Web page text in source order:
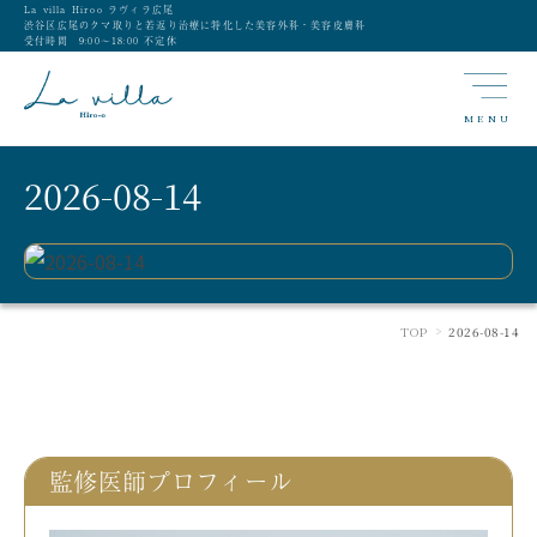
La villa Hiroo ラヴィラ広尾
渋谷区広尾のクマ取りと若返り治療に特化した美容外科・美容皮膚科
受付時間 9:00〜18:00 不定休
MENU
2026-08-14
TOP > 2026-08-14
監修医師プロフィール